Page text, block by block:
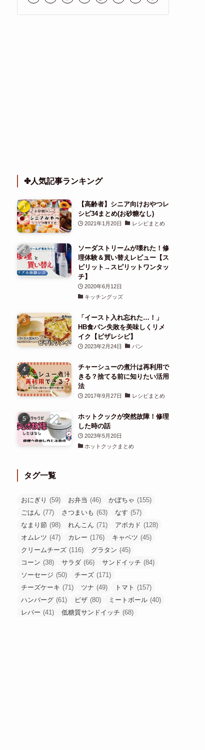
✤人気記事ランキング
【高齢者】シニア向けおやつレ
シピ34まとめ(お砂糖なし)
2021年1月20日 レシピまとめ
ソーダストリームが壊れた！修
理体験＆買い替えレビュー【ス
ピリット→スピリットワンタッ
チ】
2020年6月12日
キッチングッズ
「イースト入れ忘れた…！」
HB食パン失敗を美味しくリメ
イク【ピザレシピ】
2023年2月24日 パン
チャーシューの煮汁は再利用で
きる？捨てる前に知りたい活用
法
2017年9月27日 レシピまとめ
ホットクックが突然故障！修理
した時の話
2023年5月20日
ホットクックまとめ
タグ一覧
おにぎり (59) お弁当 (46) かぼちゃ (155)
ごはん (77) さつまいも (63) なす (57)
なまり節 (98) れんこん (71) アボカド (128)
オムレツ (47) カレー (176) キャベツ (45)
クリームチーズ (116) グラタン (45)
コーン (38) サラダ (66) サンドイッチ (84)
ソーセージ (50) チーズ (171)
チーズケーキ (71) ツナ (49) トマト (157)
ハンバーグ (61) ピザ (80) ミートボール (40)
レバー (41) 低糖質サンドイッチ (68)